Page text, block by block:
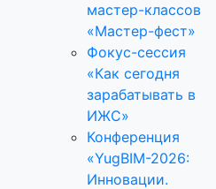
мастер-классов
«Мастер-фест»
Фокус-сессия
«Как сегодня
зарабатывать в
ИЖС»
Конференция
«YugBIM-2026:
Инновации.